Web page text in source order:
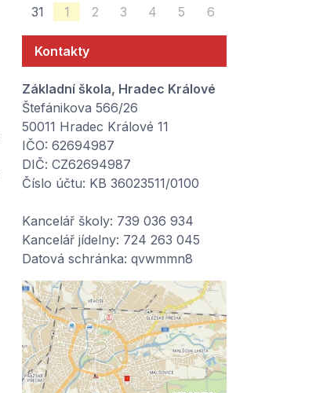
31
1 2 3 4 5 6
Kontakty
Základní škola, Hradec Králové
Štefánikova 566/26
50011 Hradec Králové 11
IČO: 62694987
DIČ: CZ62694987
Číslo účtu: KB 36023511/0100
Kancelář školy: 739 036 934
Kancelář jídelny: 724 263 045
Datová schránka: qvwmmn8